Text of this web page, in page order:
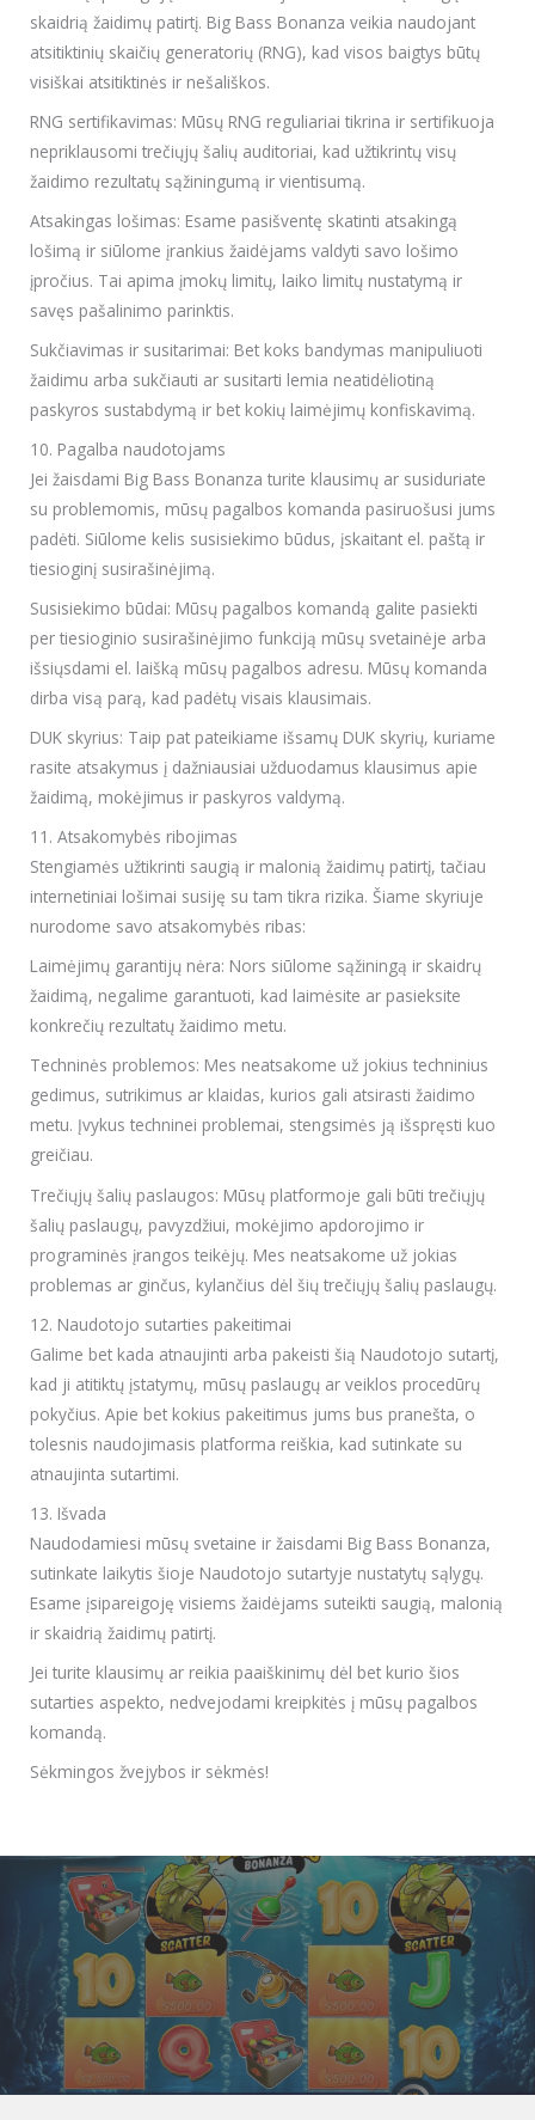
skaidrią žaidimų patirtį. Big Bass Bonanza veikia naudojant
atsitiktinių skaičių generatorių (RNG), kad visos baigtys būtų
visiškai atsitiktinės ir nešališkos.
RNG sertifikavimas: Mūsų RNG reguliariai tikrina ir sertifikuoja
nepriklausomi trečiųjų šalių auditoriai, kad užtikrintų visų
žaidimo rezultatų sąžiningumą ir vientisumą.
Atsakingas lošimas: Esame pasišventę skatinti atsakingą
lošimą ir siūlome įrankius žaidėjams valdyti savo lošimo
įpročius. Tai apima įmokų limitų, laiko limitų nustatymą ir
savęs pašalinimo parinktis.
Sukčiavimas ir susitarimai: Bet koks bandymas manipuliuoti
žaidimu arba sukčiauti ar susitarti lemia neatidėliotiną
paskyros sustabdymą ir bet kokių laimėjimų konfiskavimą.
10. Pagalba naudotojams
Jei žaisdami Big Bass Bonanza turite klausimų ar susiduriate
su problemomis, mūsų pagalbos komanda pasiruošusi jums
padėti. Siūlome kelis susisiekimo būdus, įskaitant el. paštą ir
tiesioginį susirašinėjimą.
Susisiekimo būdai: Mūsų pagalbos komandą galite pasiekti
per tiesioginio susirašinėjimo funkciją mūsų svetainėje arba
išsiųsdami el. laišką mūsų pagalbos adresu. Mūsų komanda
dirba visą parą, kad padėtų visais klausimais.
DUK skyrius: Taip pat pateikiame išsamų DUK skyrių, kuriame
rasite atsakymus į dažniausiai užduodamus klausimus apie
žaidimą, mokėjimus ir paskyros valdymą.
11. Atsakomybės ribojimas
Stengiamės užtikrinti saugią ir malonią žaidimų patirtį, tačiau
internetiniai lošimai susiję su tam tikra rizika. Šiame skyriuje
nurodome savo atsakomybės ribas:
Laimėjimų garantijų nėra: Nors siūlome sąžiningą ir skaidrų
žaidimą, negalime garantuoti, kad laimėsite ar pasieksite
konkrečių rezultatų žaidimo metu.
Techninės problemos: Mes neatsakome už jokius techninius
gedimus, sutrikimus ar klaidas, kurios gali atsirasti žaidimo
metu. Įvykus techninei problemai, stengsimės ją išspręsti kuo
greičiau.
Trečiųjų šalių paslaugos: Mūsų platformoje gali būti trečiųjų
šalių paslaugų, pavyzdžiui, mokėjimo apdorojimo ir
programinės įrangos teikėjų. Mes neatsakome už jokias
problemas ar ginčus, kylančius dėl šių trečiųjų šalių paslaugų.
12. Naudotojo sutarties pakeitimai
Galime bet kada atnaujinti arba pakeisti šią Naudotojo sutartį,
kad ji atitiktų įstatymų, mūsų paslaugų ar veiklos procedūrų
pokyčius. Apie bet kokius pakeitimus jums bus pranešta, o
tolesnis naudojimasis platforma reiškia, kad sutinkate su
atnaujinta sutartimi.
13. Išvada
Naudodamiesi mūsų svetaine ir žaisdami Big Bass Bonanza,
sutinkate laikytis šioje Naudotojo sutartyje nustatytų sąlygų.
Esame įsipareigoję visiems žaidėjams suteikti saugią, malonią
ir skaidrią žaidimų patirtį.
Jei turite klausimų ar reikia paaiškinimų dėl bet kurio šios
sutarties aspekto, nedvejodami kreipkitės į mūsų pagalbos
komandą.
Sėkmingos žvejybos ir sėkmės!